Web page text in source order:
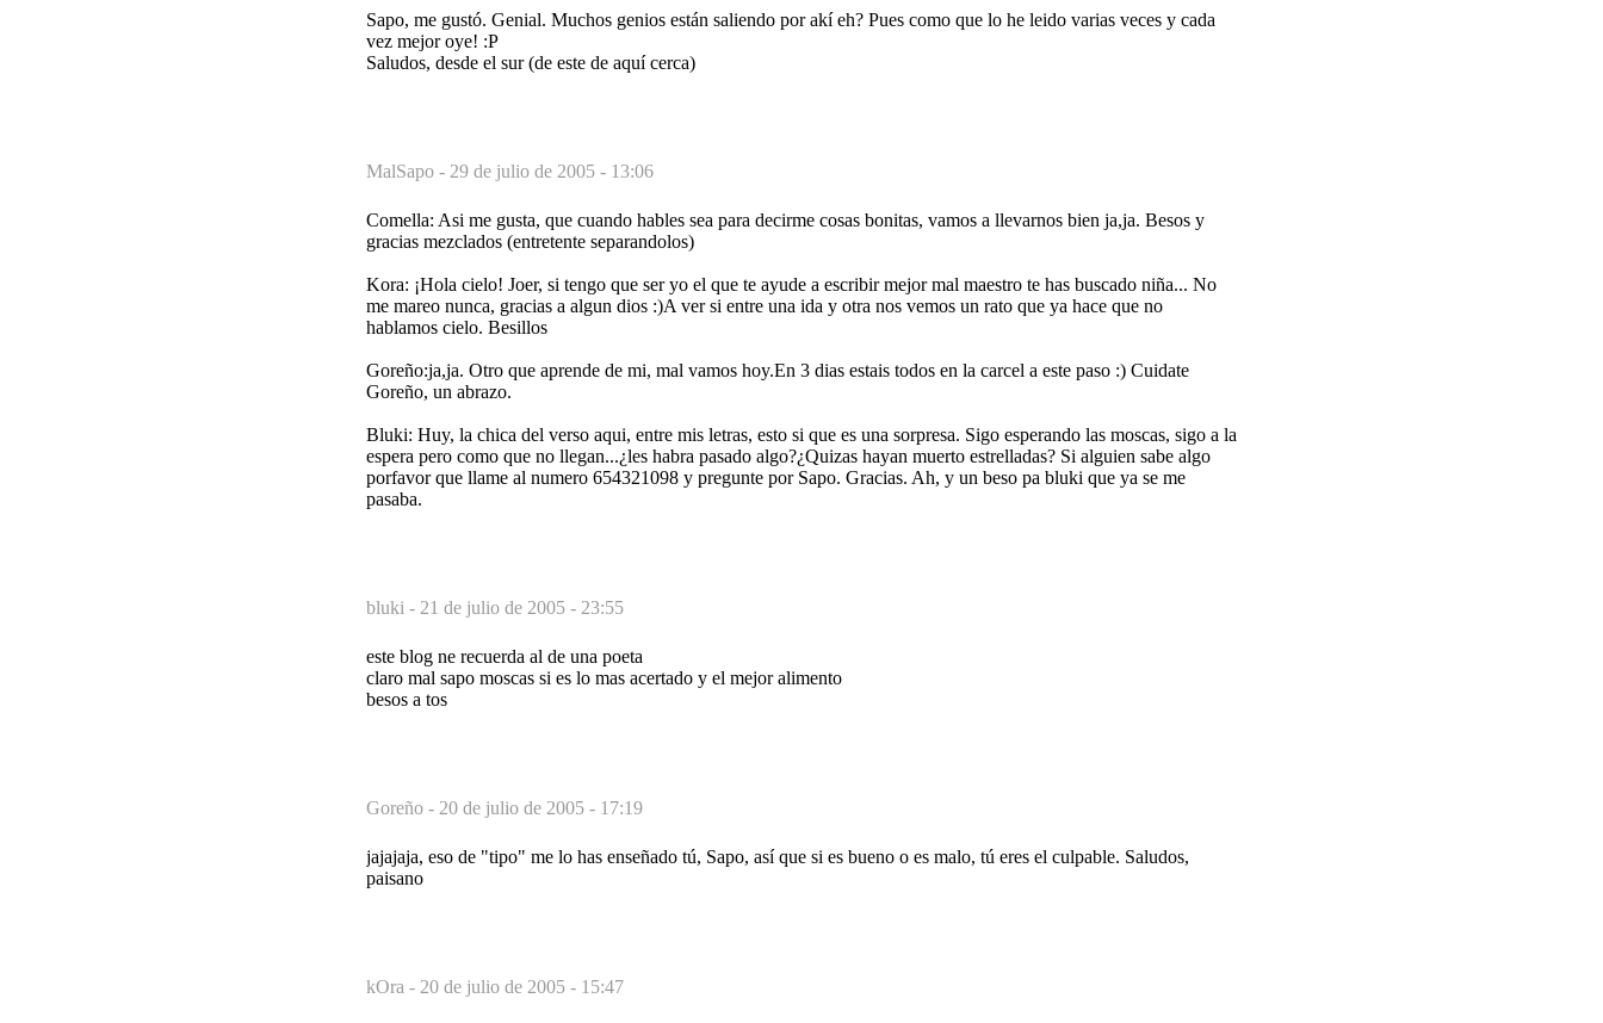
Sapo, me gustó. Genial. Muchos genios están saliendo por akí eh? Pues como que lo he leido varias veces y cada
vez mejor oye! :P
Saludos, desde el sur (de este de aquí cerca)
MalSapo - 29 de julio de 2005 - 13:06
Comella: Asi me gusta, que cuando hables sea para decirme cosas bonitas, vamos a llevarnos bien ja,ja. Besos y
gracias mezclados (entretente separandolos)
Kora: ¡Hola cielo! Joer, si tengo que ser yo el que te ayude a escribir mejor mal maestro te has buscado niña... No
me mareo nunca, gracias a algun dios :)A ver si entre una ida y otra nos vemos un rato que ya hace que no
hablamos cielo. Besillos
Goreño:ja,ja. Otro que aprende de mi, mal vamos hoy.En 3 dias estais todos en la carcel a este paso :) Cuidate
Goreño, un abrazo.
Bluki: Huy, la chica del verso aqui, entre mis letras, esto si que es una sorpresa. Sigo esperando las moscas, sigo a la
espera pero como que no llegan...¿les habra pasado algo?¿Quizas hayan muerto estrelladas? Si alguien sabe algo
porfavor que llame al numero 654321098 y pregunte por Sapo. Gracias. Ah, y un beso pa bluki que ya se me
pasaba.
bluki - 21 de julio de 2005 - 23:55
este blog ne recuerda al de una poeta
claro mal sapo moscas si es lo mas acertado y el mejor alimento
besos a tos
Goreño - 20 de julio de 2005 - 17:19
jajajaja, eso de "tipo" me lo has enseñado tú, Sapo, así que si es bueno o es malo, tú eres el culpable. Saludos,
paisano
kOra - 20 de julio de 2005 - 15:47